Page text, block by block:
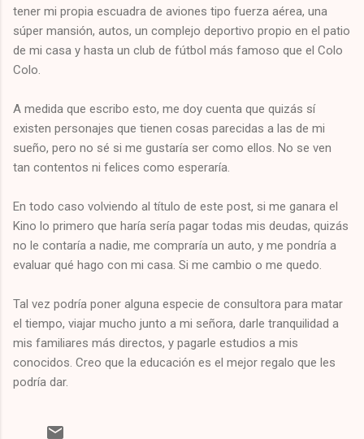
tener mi propia escuadra de aviones tipo fuerza aérea, una
súper mansión, autos, un complejo deportivo propio en el patio
de mi casa y hasta un club de fútbol más famoso que el Colo
Colo.
A medida que escribo esto, me doy cuenta que quizás sí
existen personajes que tienen cosas parecidas a las de mi
sueño, pero no sé si me gustaría ser como ellos. No se ven
tan contentos ni felices como esperaría.
En todo caso volviendo al título de este post, si me ganara el
Kino lo primero que haría sería pagar todas mis deudas, quizás
no le contaría a nadie, me compraría un auto, y me pondría a
evaluar qué hago con mi casa. Si me cambio o me quedo.
Tal vez podría poner alguna especie de consultora para matar
el tiempo, viajar mucho junto a mi señora, darle tranquilidad a
mis familiares más directos, y pagarle estudios a mis
conocidos. Creo que la educación es el mejor regalo que les
podría dar.